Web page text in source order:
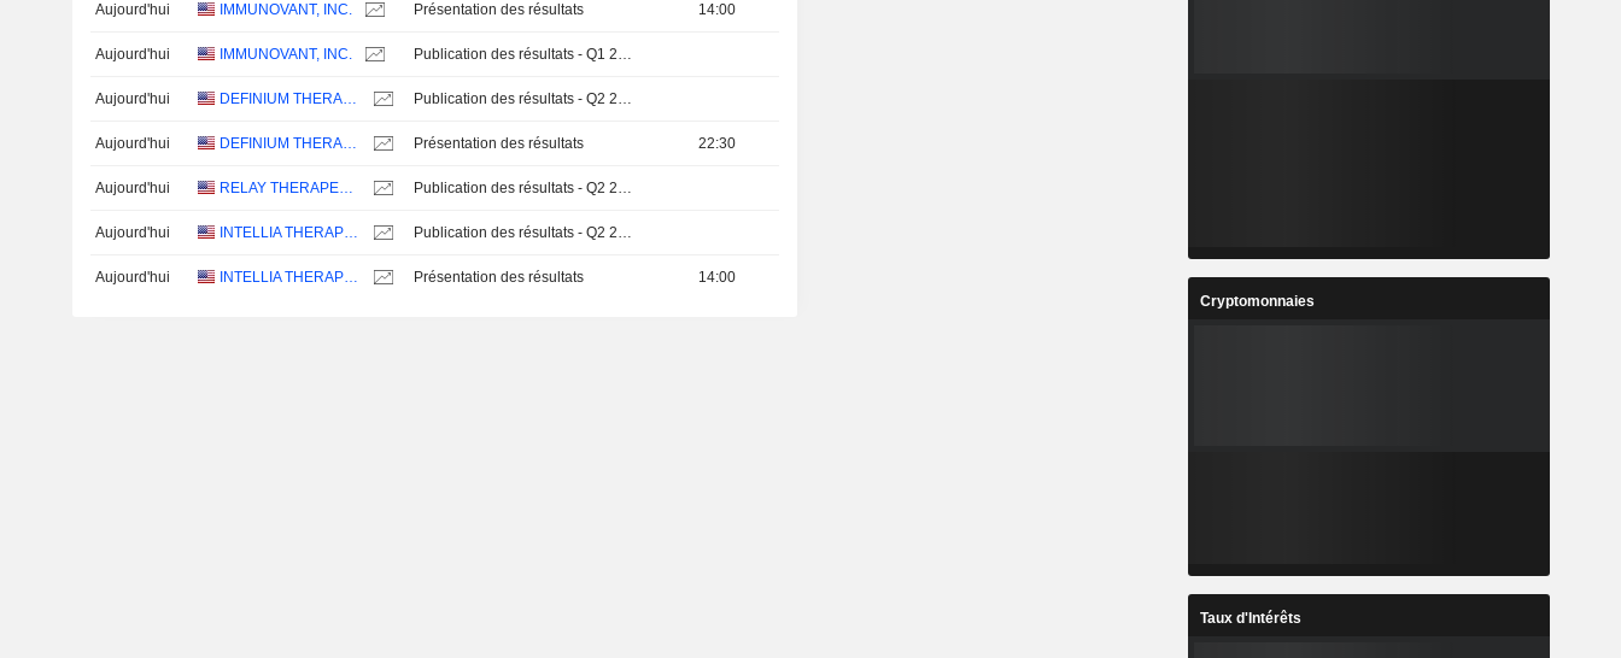
Aujourd'hui IMMUNOVANT, INC. Présentation des résultats 14:00
Aujourd'hui IMMUNOVANT, INC. Publication des résultats - Q1 2027
Aujourd'hui DEFINIUM THERAPEUTICS, INC. Publication des résultats - Q2 2026
Aujourd'hui DEFINIUM THERAPEUTICS, INC. Présentation des résultats 22:30
Aujourd'hui RELAY THERAPEUTICS, INC. Publication des résultats - Q2 2026
Aujourd'hui INTELLIA THERAPEUTICS, INC. Publication des résultats - Q2 2026
Aujourd'hui INTELLIA THERAPEUTICS, INC. Présentation des résultats 14:00
Cryptomonnaies
Taux d'Intérêts